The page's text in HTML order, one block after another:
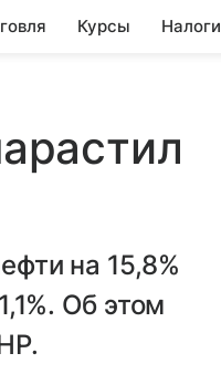
Курсы Налоги
на 15,8%
Об этом